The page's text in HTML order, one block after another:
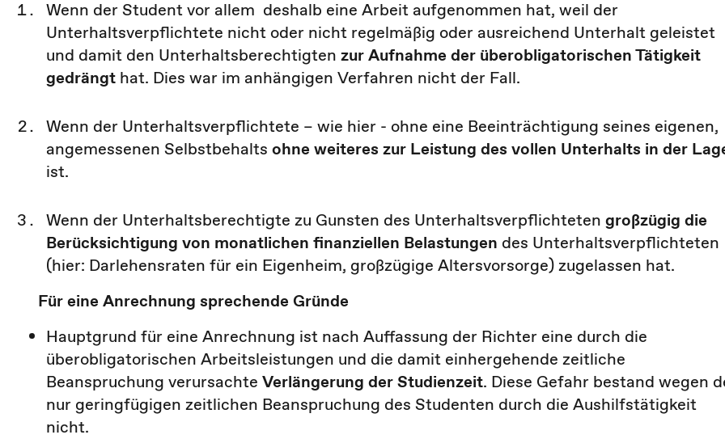
Wenn der Student vor allem deshalb eine Arbeit aufgenommen hat, weil der
Unterhaltsverpflichtete nicht oder nicht regelmäßig oder ausreichend Unterhalt geleistet
und damit den Unterhaltsberechtigten zur Aufnahme der überobligatorischen Tätigkeit
gedrängt hat. Dies war im anhängigen Verfahren nicht der Fall.
Wenn der Unterhaltsverpflichtete – wie hier - ohne eine Beeinträchtigung seines eigenen,
angemessenen Selbstbehalts ohne weiteres zur Leistung des vollen Unterhalts in der
ist.
Wenn der Unterhaltsberechtigte zu Gunsten des Unterhaltsverpflichteten großzügig die
Berücksichtigung von monatlichen finanziellen Belastungen des Unterhaltsverpflichteten
(hier: Darlehensraten für ein Eigenheim, großzügige Altersvorsorge) zugelassen hat.
Für eine Anrechnung sprechende Gründe
Hauptgrund für eine Anrechnung ist nach Auffassung der Richter eine durch die
überobligatorischen Arbeitsleistungen und die damit einhergehende zeitliche
Beanspruchung verursachte Verlängerung der Studienzeit. Diese Gefahr bestand wegen
nur geringfügigen zeitlichen Beanspruchung des Studenten durch die Aushilfstätigkeit
nicht.